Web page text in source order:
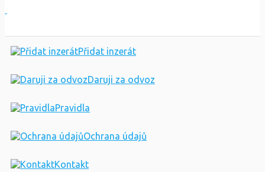
Slevy, vstupenky
Přidat inzerát
Daruji za odvoz
Pravidla